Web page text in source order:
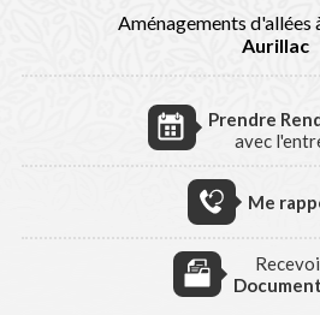
Aménagements d'allées
Aurillac
Prendre
avec
Me